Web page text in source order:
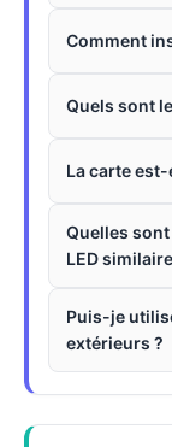
Comment
Quels sont
La carte
Quelles
LED
Puis-je
extérieurs ?